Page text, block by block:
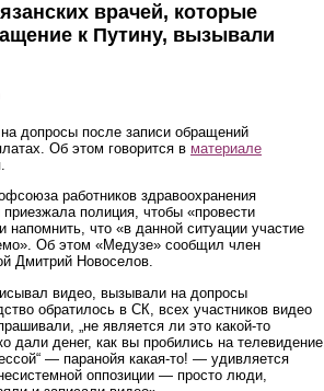
врачей, которые
к Путину, вызывали
допросы после записи обращений
Об этом говорится в материале
работников здравоохранения
полиция, чтобы «провести
что «в данной ситуации участие
Об этом «Медузе» сообщил член
Дмитрий Новоселов.
видео, вызывали на допросы
обратилось в СК, всех участников видео
„не является ли это какой-то
дали денег, как вы пробились на телевидение,
— паранойя какая-то! — удивляется
оппозиции — просто люди,